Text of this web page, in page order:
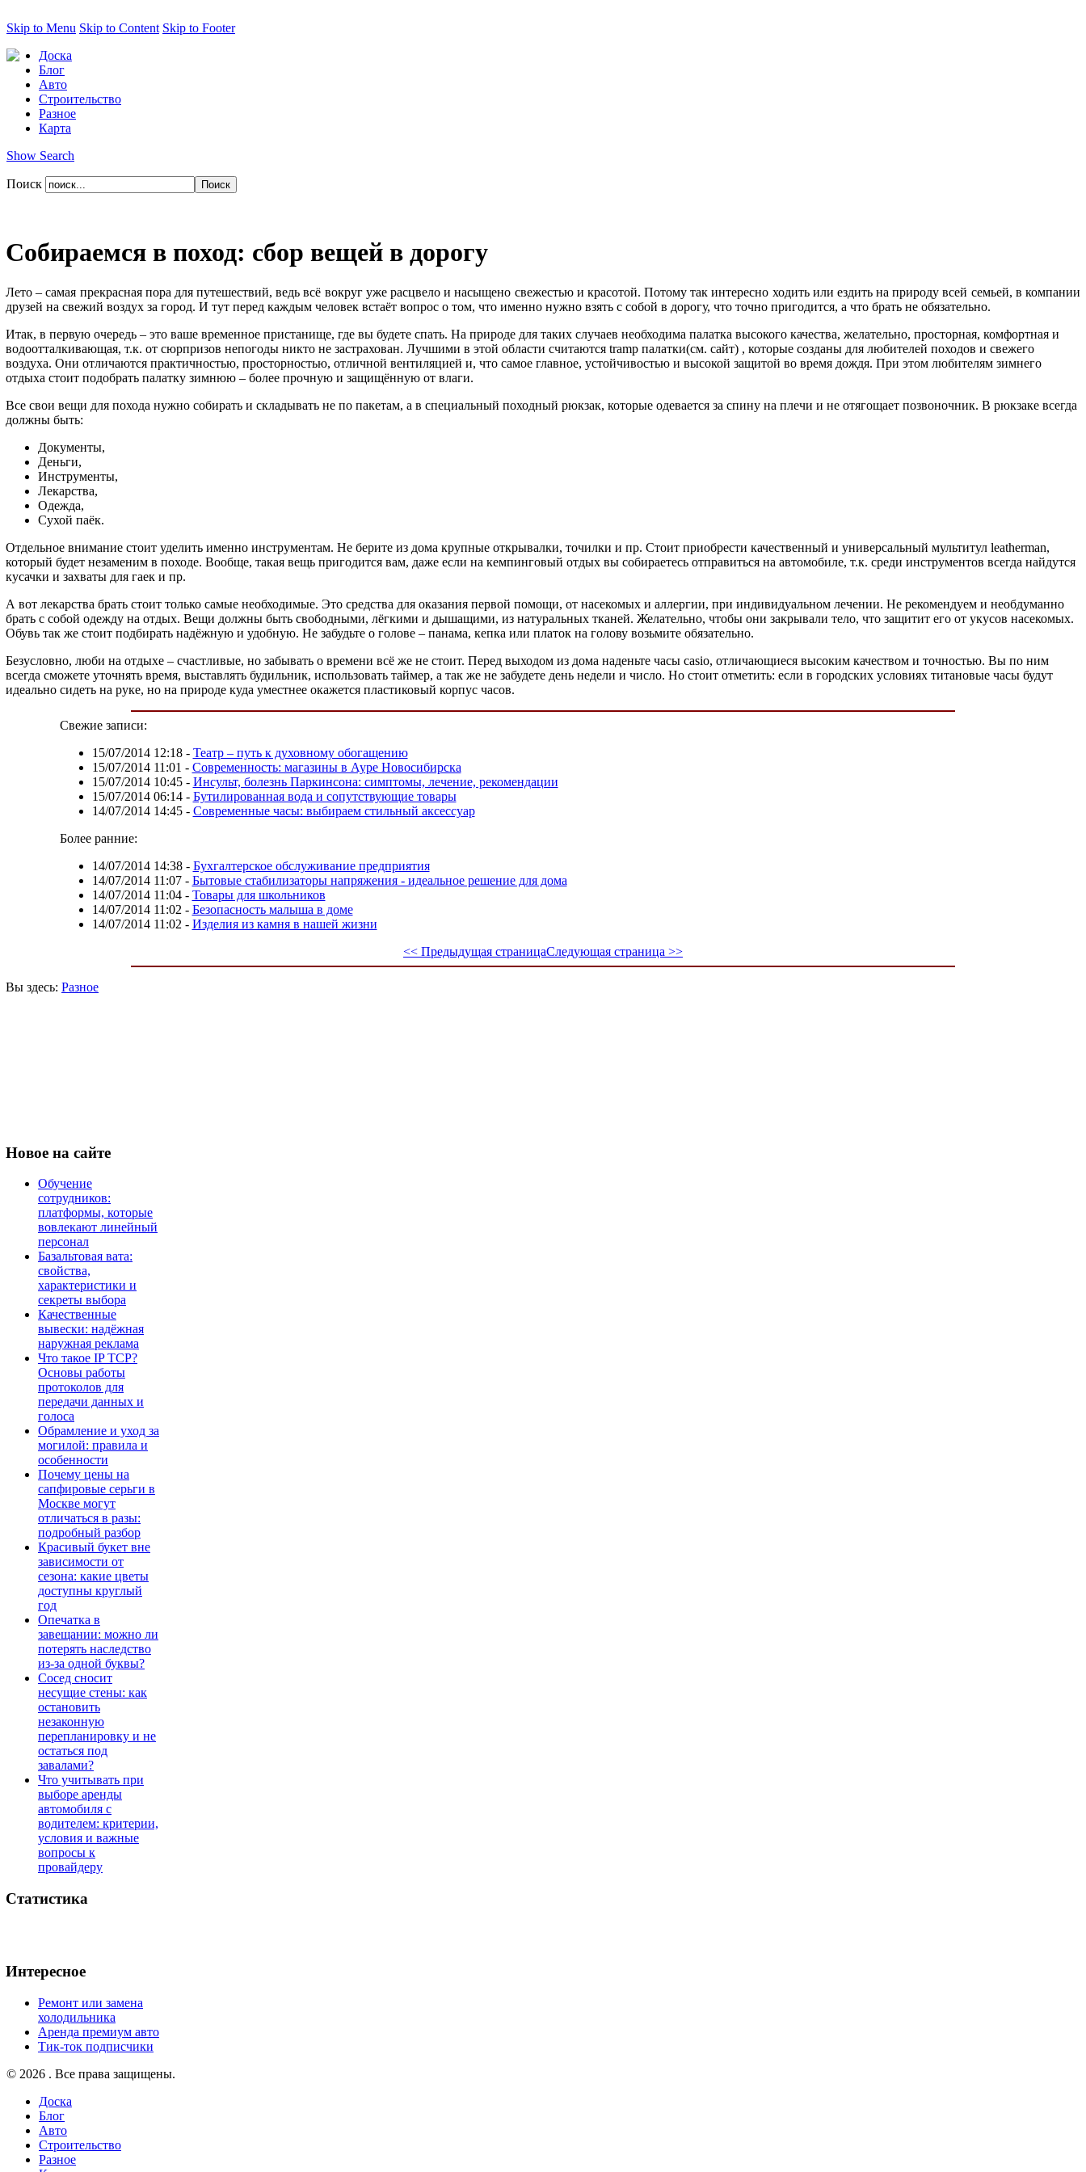
Skip to Menu Skip to Content Skip to Footer
Доска
Блог
Авто
Строительство
Разное
Карта
Show Search
Поиск
Собираемся в поход: сбор вещей в дорогу
Лето – самая прекрасная пора для путешествий, ведь всё вокруг уже расцвело и насыщено свежестью и красотой. Потому так интересно ходить или ездить на природу всей семьей, в компании
друзей на свежий воздух за город. И тут перед каждым человек встаёт вопрос о том, что именно нужно взять с собой в дорогу, что точно пригодится, а что брать не обязательно.
Итак, в первую очередь – это ваше временное пристанище, где вы будете спать. На природе для таких случаев необходима палатка высокого качества, желательно, просторная, комфортная и
водоотталкивающая, т.к. от сюрпризов непогоды никто не застрахован. Лучшими в этой области считаются tramp палатки(см. сайт) , которые созданы для любителей походов и свежего
воздуха. Они отличаются практичностью, просторностью, отличной вентиляцией и, что самое главное, устойчивостью и высокой защитой во время дождя. При этом любителям зимнего
отдыха стоит подобрать палатку зимнюю – более прочную и защищённую от влаги.
Все свои вещи для похода нужно собирать и складывать не по пакетам, а в специальный походный рюкзак, которые одевается за спину на плечи и не отягощает позвоночник. В рюкзаке всегда
должны быть:
Документы,
Деньги,
Инструменты,
Лекарства,
Одежда,
Сухой паёк.
Отдельное внимание стоит уделить именно инструментам. Не берите из дома крупные открывалки, точилки и пр. Стоит приобрести качественный и универсальный мультитул leatherman,
который будет незаменим в походе. Вообще, такая вещь пригодится вам, даже если на кемпинговый отдых вы собираетесь отправиться на автомобиле, т.к. среди инструментов всегда найдутся
кусачки и захваты для гаек и пр.
А вот лекарства брать стоит только самые необходимые. Это средства для оказания первой помощи, от насекомых и аллергии, при индивидуальном лечении. Не рекомендуем и необдуманно
брать с собой одежду на отдых. Вещи должны быть свободными, лёгкими и дышащими, из натуральных тканей. Желательно, чтобы они закрывали тело, что защитит его от укусов насекомых.
Обувь так же стоит подбирать надёжную и удобную. Не забудьте о голове – панама, кепка или платок на голову возьмите обязательно.
Безусловно, люби на отдыхе – счастливые, но забывать о времени всё же не стоит. Перед выходом из дома наденьте часы casio, отличающиеся высоким качеством и точностью. Вы по ним
всегда сможете уточнять время, выставлять будильник, использовать таймер, а так же не забудете день недели и число. Но стоит отметить: если в городских условиях титановые часы будут
идеально сидеть на руке, но на природе куда уместнее окажется пластиковый корпус часов.
Свежие записи:
15/07/2014 12:18- Театр – путь к духовному обогащению
15/07/2014 11:01 - Современность: магазины в Ауре Новосибирска
15/07/2014 10:45- Инсульт, болезнь Паркинсона: симптомы, лечение, рекомендации
15/07/2014 06:14- Бутилированная вода и сопутствующие товары
14/07/2014 14:45- Современные часы: выбираем стильный аксессуар
Более ранние:
14/07/2014 14:38- Бухгалтерское обслуживание предприятия
14/07/2014 11:07- Бытовые стабилизаторы напряжения - идеальное решение для дома
14/07/2014 11:04- Товары для школьников
14/07/2014 11:02 - Безопасность малыша в доме
14/07/2014 11:02 - Изделия из камня в нашей жизни
<< Предыдущая страницаСледующая страница >>
Вы здесь: Разное
Новое на сайте
Обучение
сотрудников:
платформы, которые
вовлекают линейный
персонал
Базальтовая вата:
свойства,
характеристики и
секреты выбора
Качественные
вывески: надёжная
наружная реклама
Что такое IP TCP?
Основы работы
протоколов для
передачи данных и
голоса
Обрамление и уход за
могилой: правила и
особенности
Почему цены на
сапфировые серьги в
Москве могут
отличаться в разы:
подробный разбор
Красивый букет вне
зависимости от
сезона: какие цветы
доступны круглый
год
Опечатка в
завещании: можно ли
потерять наследство
из-за одной буквы?
Сосед сносит
несущие стены: как
остановить
незаконную
перепланировку и не
остаться под
завалами?
Что учитывать при
выборе аренды
автомобиля с
водителем: критерии,
условия и важные
вопросы к
провайдеру
Статистика
Интересное
Ремонт или замена
холодильника
Аренда премиум авто
Тик-ток подписчики
© 2026 . Все права защищены.
Доска
Блог
Авто
Строительство
Разное